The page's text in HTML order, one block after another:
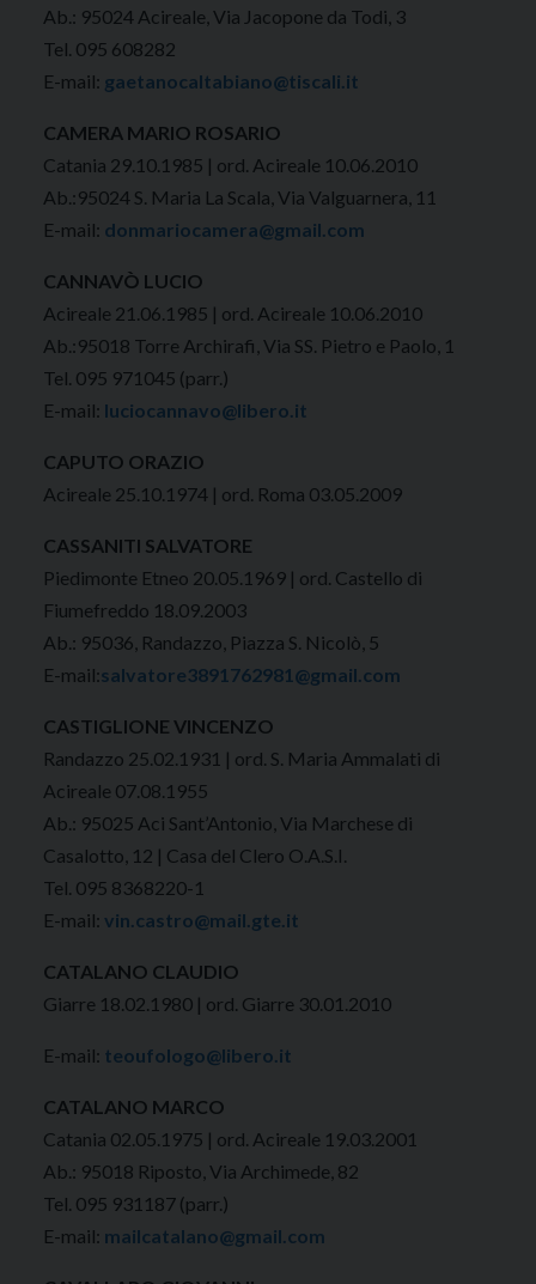
Ab.: 95024 Acireale, Via Jacopone da Todi, 3
Tel. 095 608282
E-mail: gaetanocaltabiano@tiscali.it
CAMERA MARIO ROSARIO
Catania 29.10.1985 | ord. Acireale 10.06.2010
Ab.:95024 S. Maria La Scala, Via Valguarnera, 11
E-mail: donmariocamera@gmail.com
CANNAVÒ LUCIO
Acireale 21.06.1985 | ord. Acireale 10.06.2010
Ab.:95018 Torre Archirafi, Via SS. Pietro e Paolo, 1
Tel. 095 971045 (parr.)
E-mail: luciocannavo@libero.it
CAPUTO ORAZIO
Acireale 25.10.1974 | ord. Roma 03.05.2009
CASSANITI SALVATORE
Piedimonte Etneo 20.05.1969 | ord. Castello di
Fiumefreddo 18.09.2003
Ab.: 95036, Randazzo, Piazza S. Nicolò, 5
E-mail:salvatore3891762981@gmail.com
CASTIGLIONE VINCENZO
Randazzo 25.02.1931 | ord. S. Maria Ammalati di
Acireale 07.08.1955
Ab.: 95025 Aci Sant’Antonio, Via Marchese di
Casalotto, 12 | Casa del Clero O.A.S.I.
Tel. 095 8368220-1
E-mail: vin.castro@mail.gte.it
CATALANO CLAUDIO
Giarre 18.02.1980 | ord. Giarre 30.01.2010
E-mail: teoufologo@libero.it
CATALANO MARCO
Catania 02.05.1975 | ord. Acireale 19.03.2001
Ab.: 95018 Riposto, Via Archimede, 82
Tel. 095 931187 (parr.)
E-mail: mailcatalano@gmail.com